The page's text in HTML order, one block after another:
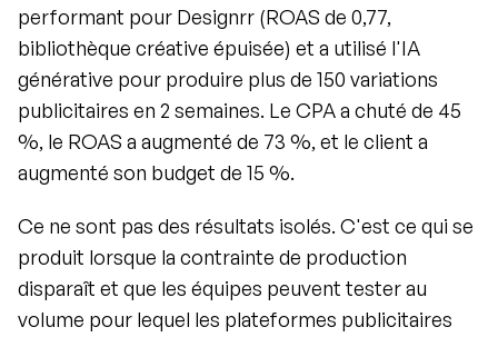
performant pour Designrr (ROAS de 0,77,
bibliothèque créative épuisée) et a utilisé l'IA
générative pour produire plus de 150 variations
publicitaires en 2 semaines. Le CPA a chuté de 45
%, le ROAS a augmenté de 73 %, et le client a
augmenté son budget de 15 %.
Ce ne sont pas des résultats isolés. C'est ce qui se
produit lorsque la contrainte de production
disparaît et que les équipes peuvent tester au
volume pour lequel les plateformes publicitaires